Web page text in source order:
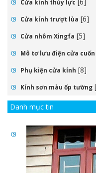
Cửa kính thủy lực
Cửa kính trượt lùa [6]
Cửa nhôm Xingfa [5]
Mô tơ lưu điện cửa cuốn
Phụ kiện cửa kính [8]
Kính sơn màu ốp tường
Danh mục tin